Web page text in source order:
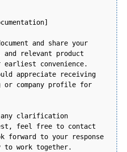
and share your
relevant product
convenience.
appreciate receiving
company profile for
any clarification
feel free to contact
forward to your response
to work together.